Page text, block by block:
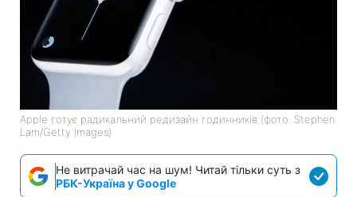
Apple готує радикальний редизайн годинників (фото: Stephen
Lam/Getty Images)
Не витрачай час на шум! Читай тільки суть з
РБК-Україна у Google